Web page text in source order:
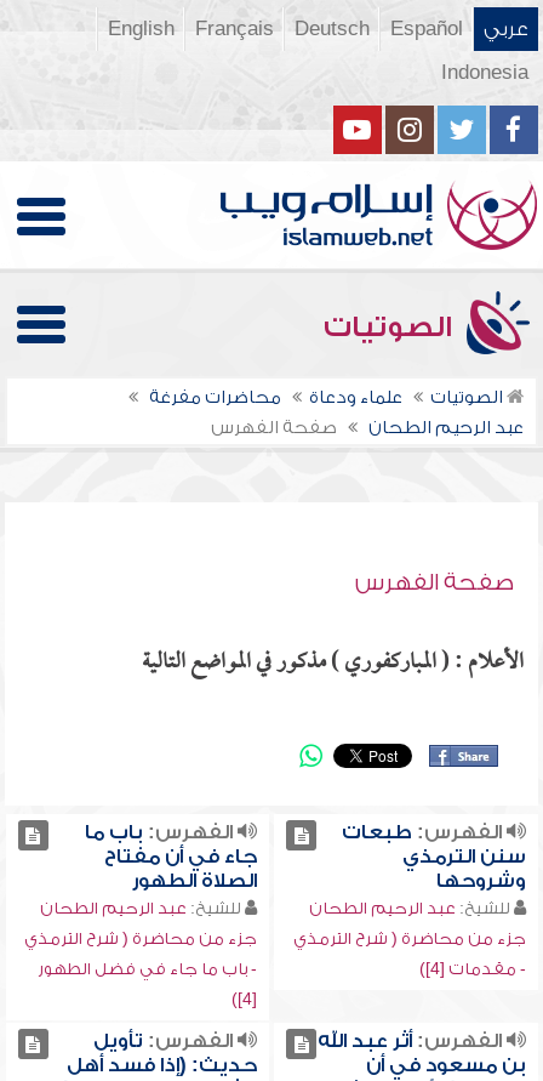
عربي Español
Deutsch
Français
English
Indonesia
الصوتيات
الصوتيات علماء ودعاة
محاضرات مفرغة
عبد الرحيم الطحان
صفحة الفهرس
صفحة الفهرس
الأعلام : ( المباركفوري ) مذكور في المواضع التالية
الفهرس: طبعات
سنن الترمذي
وشروحها
للشيخ: عبد الرحيم الطحان
جزء من محاضرة ( شرح الترمذي
- مقدمات [4])
الفهرس: باب ما
جاء في أن مفتاح
الصلاة الطهور
للشيخ: عبد الرحيم الطحان
جزء من محاضرة ( شرح الترمذي
- باب ما جاء في فضل الطهور
[4])
الفهرس:أثر عبد الله
بن مسعود في أن
الفهرس: تأويل
حديث: (إذا فسد أهل